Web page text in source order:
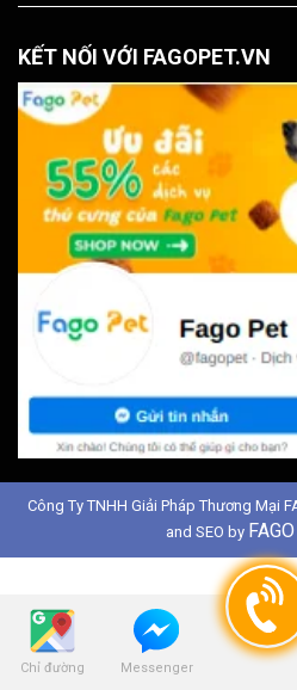
Chỉ đường Messenger
KẾT NỐI VỚI FAGOPET.VN
Công Ty TNHH Giải Pháp Thương Mại
and SEO by